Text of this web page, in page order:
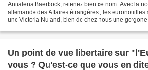
Annalena Baerbock, retenez bien ce nom. Avec la
allemande des Affaires étrangères , les euronouilles
une Victoria Nuland, bien de chez nous une gorgone
Un point de vue libertaire sur
vous ? Qu'est-ce que vous en